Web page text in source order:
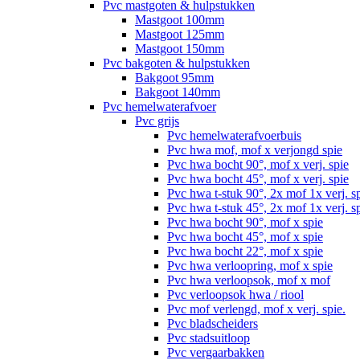
Pvc mastgoten & hulpstukken
Mastgoot 100mm
Mastgoot 125mm
Mastgoot 150mm
Pvc bakgoten & hulpstukken
Bakgoot 95mm
Bakgoot 140mm
Pvc hemelwaterafvoer
Pvc grijs
Pvc hemelwaterafvoerbuis
Pvc hwa mof, mof x verjongd spie
Pvc hwa bocht 90°, mof x verj. spie
Pvc hwa bocht 45°, mof x verj. spie
Pvc hwa t-stuk 90°, 2x mof 1x verj.
Pvc hwa t-stuk 45°, 2x mof 1x verj.
Pvc hwa bocht 90°, mof x spie
Pvc hwa bocht 45°, mof x spie
Pvc hwa bocht 22°, mof x spie
Pvc hwa verloopring, mof x spie
Pvc hwa verloopsok, mof x mof
Pvc verloopsok hwa / riool
Pvc mof verlengd, mof x verj. spie.
Pvc bladscheiders
Pvc stadsuitloop
Pvc vergaarbakken